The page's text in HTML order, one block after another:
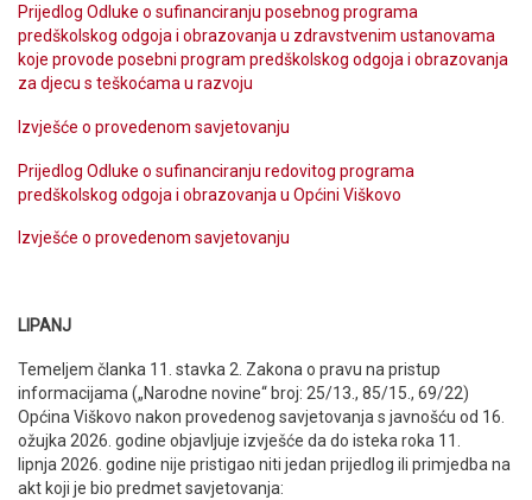
Prijedlog Odluke o sufinanciranju posebnog programa
predškolskog odgoja i obrazovanja u zdravstvenim ustanovama
koje provode posebni program predškolskog odgoja i obrazovanja
za djecu s teškoćama u razvoju
Izvješće o provedenom savjetovanju
Prijedlog Odluke o sufinanciranju redovitog programa
predškolskog odgoja i obrazovanja u Općini Viškovo
Izvješće o provedenom savjetovanju
LIPANJ
Temeljem članka 11. stavka 2. Zakona o pravu na pristup
informacijama („Narodne novine“ broj: 25/13., 85/15., 69/22)
Općina Viškovo nakon provedenog savjetovanja s javnošću od 16.
ožujka 2026. godine objavljuje izvješće da do isteka roka 11.
lipnja 2026. godine nije pristigao niti jedan prijedlog ili primjedba na
akt koji je bio predmet savjetovanja: